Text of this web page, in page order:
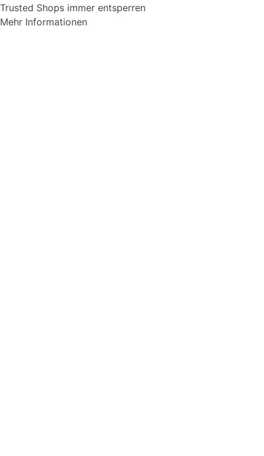
Trusted Shops immer entsperren
Mehr Informationen